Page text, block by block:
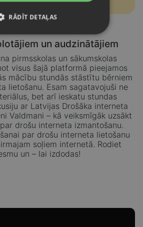
un audzinātājiem
pirmsskolas un sākumskolas
visus šajā platformā pieejamos
mācību stundās stāstītu bērniem
lietošanu. Esam sagatavojuši ne
bet arī ieskatu stundas
ar Latvijas Drošāka interneta
Valdmani – kā veiksmīgāk uzsākt
drošu interneta izmantošanu.
par drošu interneta lietošanu
soļiem internetā. Rodiet
un – lai izdodas!
RĀDĪT DETAĻAS